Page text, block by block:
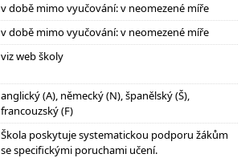
v době mimo vyučování: v neomezené míře
v době mimo vyučování: v neomezené míře
viz web školy
anglický (A), německý (N), španělský (Š),
francouzský (F)
Škola poskytuje systematickou podporu žákům
se specifickými poruchami učení.